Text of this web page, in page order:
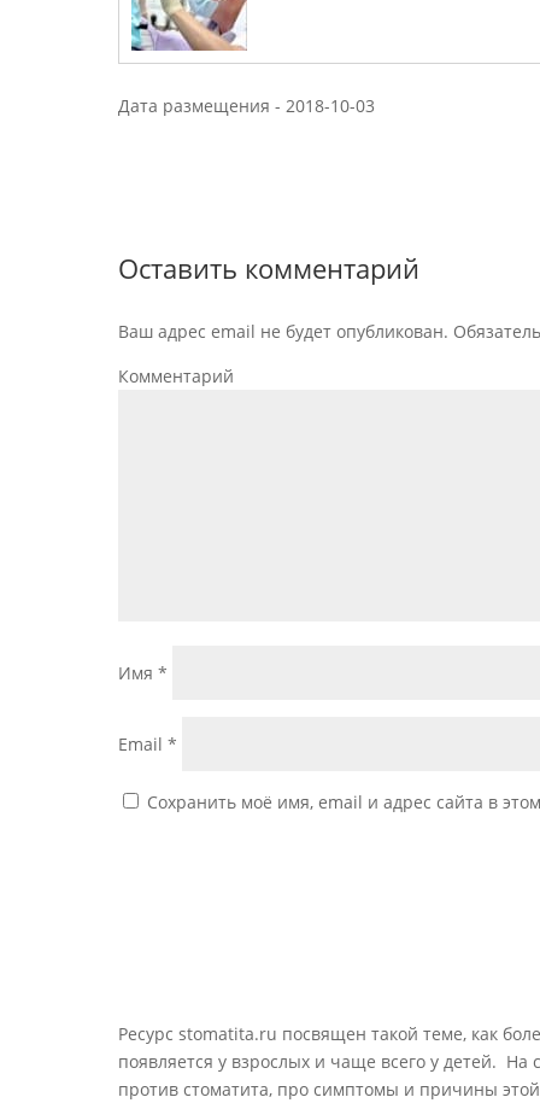
Дата размещения - 2018-10-03
Оставить комментарий
Ваш адрес email не будет опубликован.
Комментарий
Имя *
Email *
Сохранить моё имя, email и адрес сайта в
Ресурс stomatita.ru посвящен такой теме, как
появляется у взрослых и чаще всего у детей.
против стоматита, про симптомы и причины